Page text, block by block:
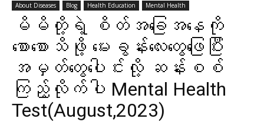
About Diseases Blog Health Education Mental Health
မိမိတို့ရဲ့ စိတ်အခြေအနေကို
စောစောသိဖို့ မေးခွန်းလေးတွေဖြေပြီး
အမှတ်တွေပေါင်းလို့ ဆန်းစစ်
ကြည့်လိုက်ပါ Mental Health
Test(August,2023)